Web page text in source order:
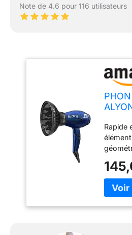
Note de 4.6 pour 116 utilisateurs
Rapide
2250